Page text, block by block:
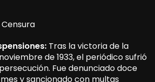
Tras la victoria de la
de 1933, el periódico sufrió
Fue denunciado doce
y sancionado con multas